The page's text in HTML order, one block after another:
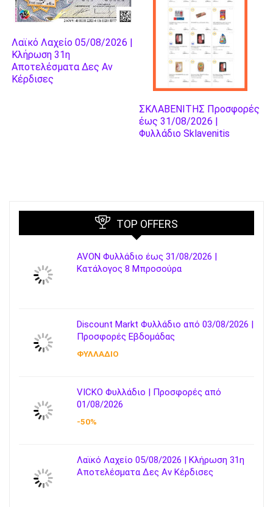
Λαϊκό Λαχείο 05/08/2026 |
Κλήρωση 31η
Αποτελέσματα Δες Αν
Κέρδισες
ΣΚΛΑΒΕΝΙΤΗΣ Προσφορές
έως 31/08/2026 |
Φυλλάδιο Sklavenitis
TOP OFFERS
AVON Φυλλάδιο έως 31/08/2026 |
Κατάλογος 8 Μπροσούρα
Discount Markt Φυλλάδιο από 03/08/2026 |
Προσφορές Εβδομάδας
ΦΥΛΛΑΔΙΟ
VICKO Φυλλάδιο | Προσφορές από
01/08/2026
-50%
Λαϊκό Λαχείο 05/08/2026 | Κλήρωση 31η
Αποτελέσματα Δες Αν Κέρδισες